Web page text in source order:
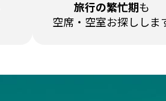
旅行の繁忙期も
空席・空室お探ししま